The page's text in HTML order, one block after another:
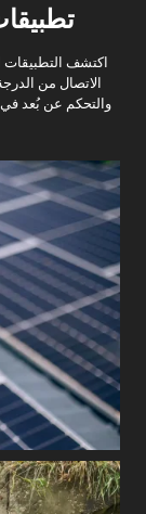
الاتصال من
والتحكم عن بُعد